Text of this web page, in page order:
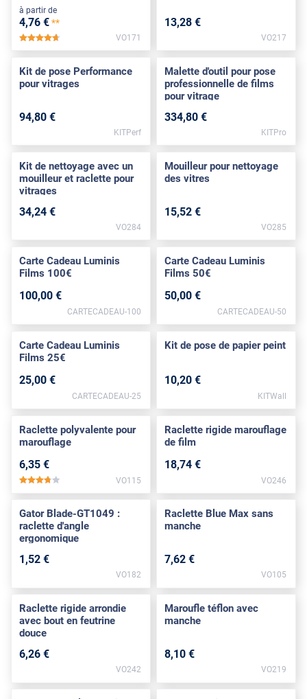
à partir de
4,76 €**
*****
VO171
13,28 €
VO217
Kit de pose Performance
pour vitrages
94,80 €
KITPerf
Malette d'outil pour pose
professionnelle de films
pour vitrage
334,80 €
KITPro
Kit de nettoyage avec un
mouilleur et raclette pour
vitrages
34,24 €
VO284
Mouilleur pour nettoyage
des vitres
15,52 €
VO285
Carte Cadeau Luminis
Films 100€
100,00 €
CARTECADEAU-100
Carte Cadeau Luminis
Films 50€
50,00 €
CARTECADEAU-50
Carte Cadeau Luminis
Films 25€
25,00 €
CARTECADEAU-25
Kit de pose de papier peint
10,20 €
KITWall
Raclette polyvalente pour
marouflage
6,35 €
***** VO115
Raclette rigide marouflage
de film
18,74 €
VO246
Gator Blade-GT1049 :
raclette d'angle
ergonomique
1,52 €
VO182
Raclette Blue Max sans
manche
7,62 €
VO105
Raclette rigide arrondie
avec bout en feutrine
douce
6,26 €
VO242
Maroufle téflon avec
manche
8,10 €
VO219